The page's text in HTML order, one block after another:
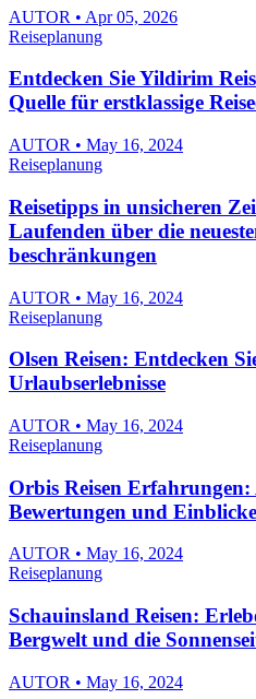
AUTOR • Apr 05, 2026
Reiseplanung
Entdecken Sie Yildirim
Quelle für erstklassige
AUTOR • May 16, 2024
Reiseplanung
Reisetipps in unsicheren
Laufenden über die
beschränkungen
AUTOR • May 16, 2024
Reiseplanung
Olsen Reisen: Entdecken
Urlaubserlebnisse
AUTOR • May 16, 2024
Reiseplanung
Orbis Reisen Erfahrungen:
Bewertungen und Einblicke
AUTOR • May 16, 2024
Reiseplanung
Schauinsland Reisen:
Bergwelt und die
AUTOR • May 16, 2024